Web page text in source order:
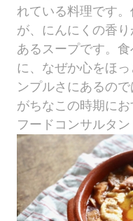
れている料理です
が、にんにくの香
あるスープです。
に、なぜか心をほ
ンプルさにあるの
がちなこの時期に
フードコンサルタン